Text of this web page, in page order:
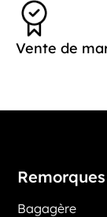
Vente de
Remorques
Bagagère